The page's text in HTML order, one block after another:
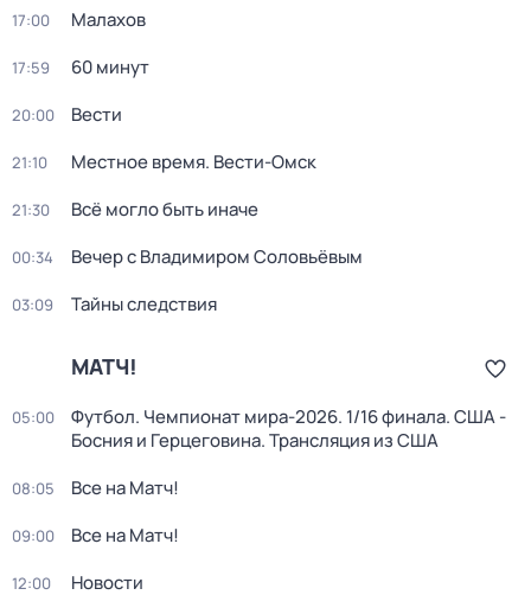
17:00 Малахов
17:59 60 минут
20:00 Вести
21:10 Местное время. Вести-Омск
21:30 Всё могло быть иначе
00:34 Вечер с Владимиром Соловьёвым
03:09 Тайны следствия
МАТЧ!
05:00
Футбол. Чемпионат мира-2026. 1/16 финала. США -
Босния и Герцеговина. Трансляция из США
08:05 Все на Матч!
09:00 Все на Матч!
12:00 Новости